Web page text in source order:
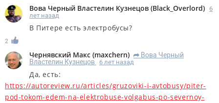
Вова Черный Властелин Кузнецов (Black_Overlord)
6
лет назад
В Питере есть электробусы?
2
Чернявский Макс (maxchern) R Вова Черный
Властелин Кузнецов
6 лет назад
Да, есть:
https://autoreview.ru/articles/gruzoviki-i-avtobusy/piter-
pod-tokom-edem-na-elektrobuse-volgabus-po-severnoy-